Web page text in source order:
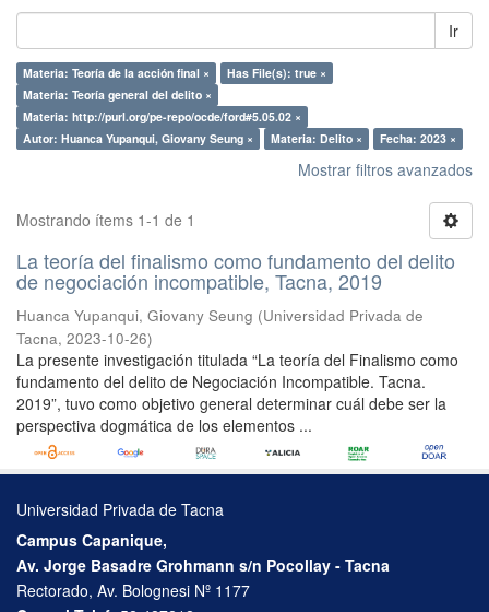
Ir
Materia: Teoría de la acción final ×
Has File(s): true ×
Materia: Teoría general del delito ×
Materia: http://purl.org/pe-repo/ocde/ford#5.05.02 ×
Autor: Huanca Yupanqui, Giovany Seung ×
Materia: Delito × Fecha: 2023 ×
Mostrar filtros avanzados
Mostrando ítems 1-1 de 1
La teoría del finalismo como fundamento del delito
de negociación incompatible, Tacna, 2019
Huanca Yupanqui, Giovany Seung (Universidad Privada de
Tacna, 2023-10-26)
La presente investigación titulada “La teoría del Finalismo como
fundamento del delito de Negociación Incompatible. Tacna.
2019”, tuvo como objetivo general determinar cuál debe ser la
perspectiva dogmática de los elementos ...
Universidad Privada de Tacna
Campus Capanique,
Av. Jorge Basadre Grohmann s/n Pocollay - Tacna
Rectorado, Av. Bolognesi Nº 1177